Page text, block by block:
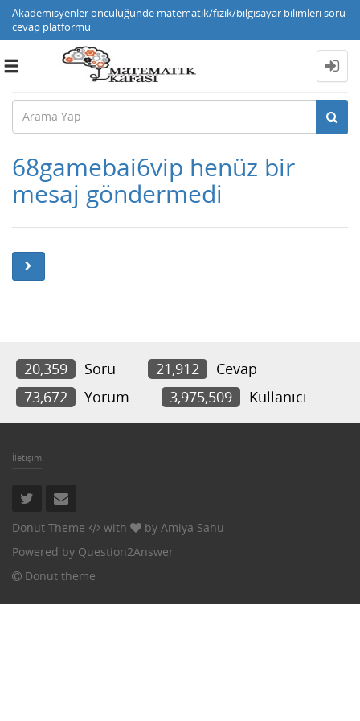
Akademisyenler öncülüğünde matematik/fizik/bilgisayar bilimleri soru
cevap platformu
Toggle
68gamebai6vip henüz bir
mesaj göndermedi
20,359 Soru 21,912
Cevap
73,672
Yorum 3,975,509 Kullanıcı
İletişim
Donut Theme with by Amiya Sahu
Powered by Question2Answer
Donut theme